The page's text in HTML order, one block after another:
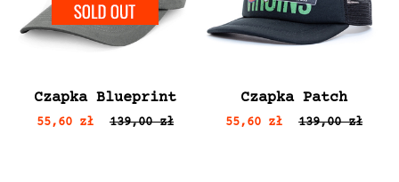
SOLD OUT
Czapka Blueprint
55,60 zł 139,00 zł
Czapka Patch
55,60 zł 139,00 zł